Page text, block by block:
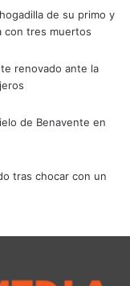
de su primo y
con tres muertos
renovado ante la
de Benavente en
tras chocar con un